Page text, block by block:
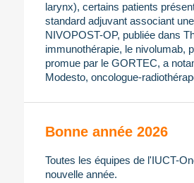
larynx), certains patients
standard adjuvant associant
NIVOPOST-OP, publiée dans
immunothérapie, le nivolumab,
promue par le GORTEC, a
Modesto, oncologue-
Bonne année 2026
Toutes les équipes de l'IUCT-
nouvelle année.